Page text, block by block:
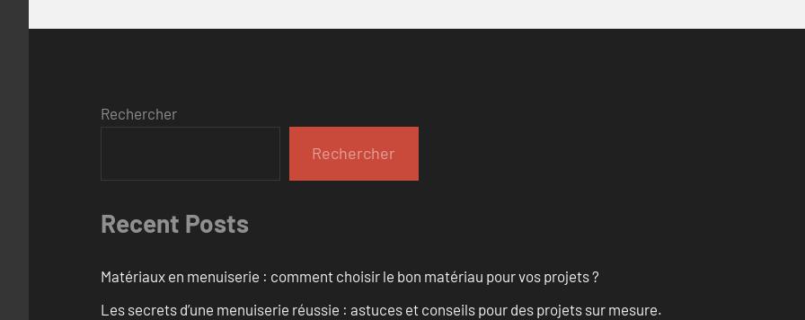
Rechercher
Rechercher
Recent Posts
Matériaux en menuiserie : comment choisir le bon matériau pour vos projets ?
Les secrets d’une menuiserie réussie : astuces et conseils pour des projets sur mesure.